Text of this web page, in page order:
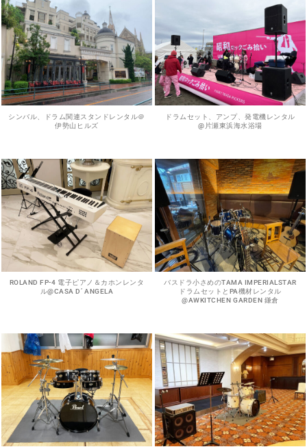
シンバル、ドラム関連スタンドレンタル＠
伊勢山ヒルズ
ドラムセット、アンプ、発電機レンタル
@片瀬東浜海水浴場
ROLAND FP-4 電子ピアノ＆カホンレンタ
ル@CASA D’ ANGELA
バスドラ小さめのTAMA IMPERIALSTAR
ドラムセットとPA機材レンタル
@AWKITCHEN GARDEN 鎌倉